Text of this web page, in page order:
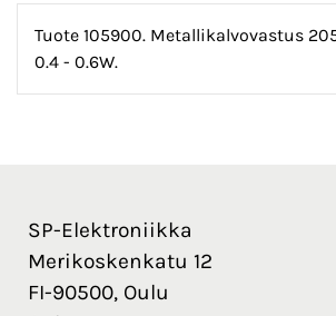
Tuote 105900. Metallikalvovastus 205
0.4 - 0.6W.
SP-Elektroniikka
Merikoskenkatu 12
FI-90500, Oulu